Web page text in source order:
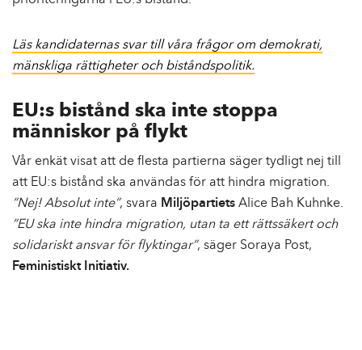
Läs kandidaternas svar till våra frågor om demokrati,
mänskliga rättigheter och biståndspolitik.
EU:s bistånd ska inte stoppa
människor på flykt
Vår enkät visat att de flesta partierna säger tydligt nej till
att EU:s bistånd ska användas för att hindra migration.
”Nej! Absolut inte”, svara Miljöpartiets Alice Bah Kuhnke.
”EU ska inte hindra migration, utan ta ett rättssäkert och
solidariskt ansvar för flyktingar”, säger Soraya Post,
Feministiskt Initiativ.